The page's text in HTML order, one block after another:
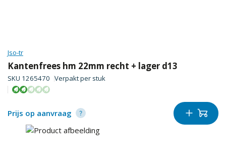
Jso-tr
Kantenfrees hm 22mm recht + lager d13
SKU 1265470 Verpakt per stuk
Prijs op aanvraag